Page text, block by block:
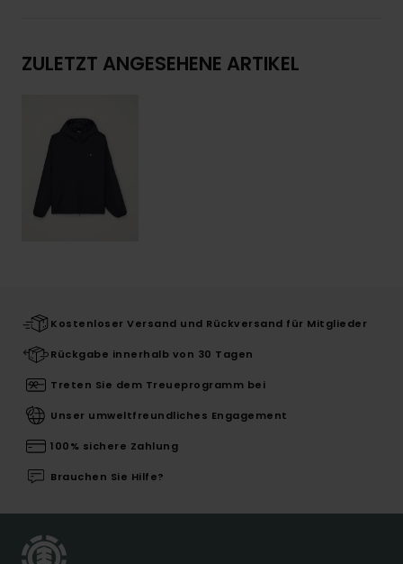
ZULETZT ANGESEHENE ARTIKEL
Kostenloser Versand und Rückversand für Mitglieder
Rückgabe innerhalb von 30 Tagen
Treten Sie dem Treueprogramm bei
Unser umweltfreundliches Engagement
100% sichere Zahlung
Brauchen Sie Hilfe?